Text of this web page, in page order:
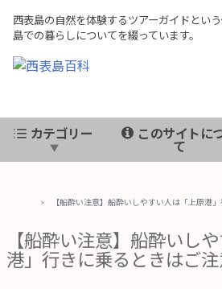
西表島の自然を体験するツアーガイドとい
島での暮らしについてを綴っています。
カテゴリー
このサイトに
て
【船酔い注意】船酔いしやすい人は「上原港
【船酔い注意】船酔いし
港」行きに乗るときはご